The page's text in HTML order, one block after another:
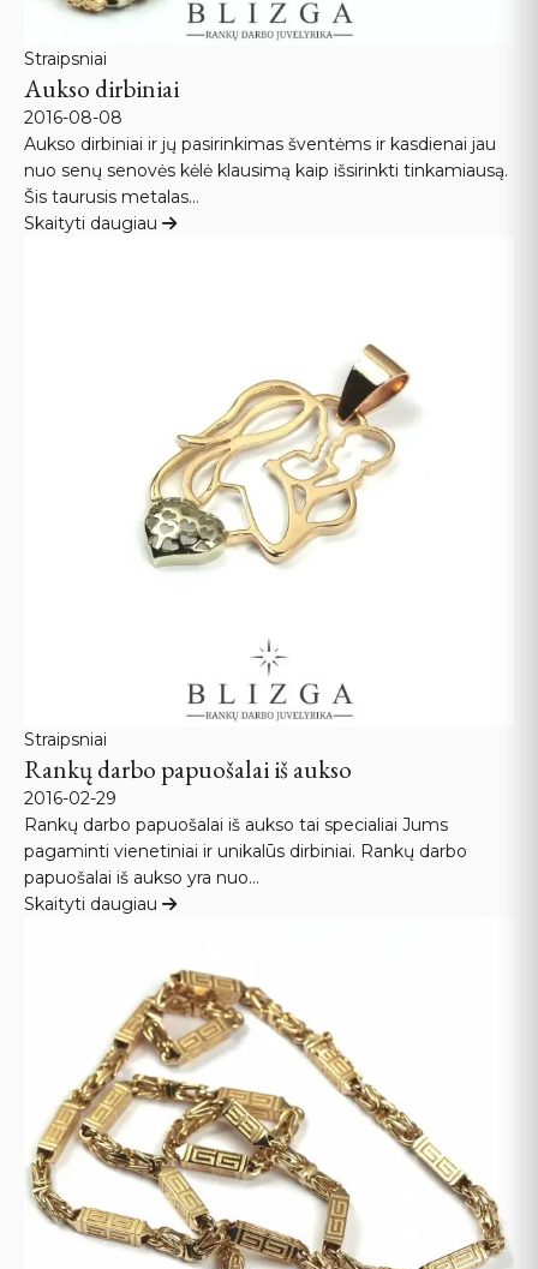
Straipsniai
Aukso dirbiniai
2016-08-08
Aukso dirbiniai ir jų pasirinkimas šventėms ir kasdienai jau
nuo senų senovės kėlė klausimą kaip išsirinkti tinkamiausą.
Šis taurusis metalas…
Skaityti daugiau
Straipsniai
Rankų darbo papuošalai iš aukso
2016-02-29
Rankų darbo papuošalai iš aukso tai specialiai Jums
pagaminti vienetiniai ir unikalūs dirbiniai. Rankų darbo
papuošalai iš aukso yra nuo…
Skaityti daugiau